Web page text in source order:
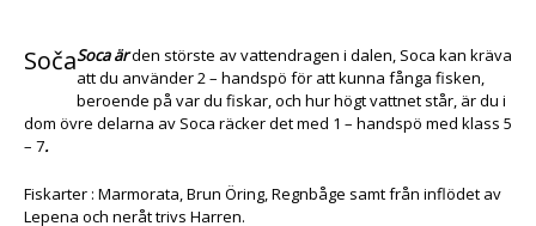
SočaSoca ärden störste av vattendragen i dalen, Soca kan kräva
att du använder 2 – handspö för att kunna fånga fisken,
beroende på var du fiskar, och hur högt vattnet står, är du i
dom övre delarna av Soca räcker det med 1 – handspö med klass 5
– 7.
Fiskarter : Marmorata, Brun Öring, Regnbåge samt från inflödet av
Lepena och neråt trivs Harren.